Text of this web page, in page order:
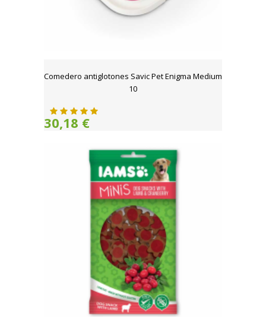
Comedero antiglotones Savic Pet Enigma Medium
10
30,18 €